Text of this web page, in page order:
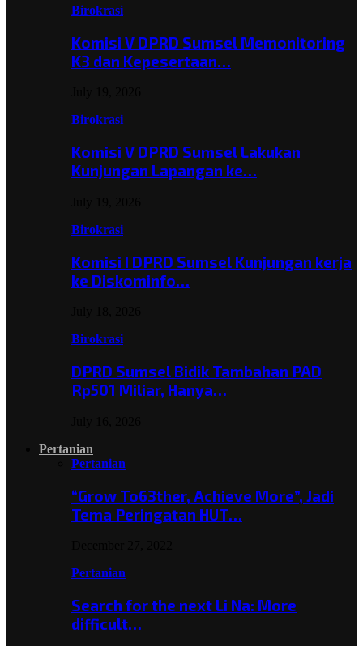
Birokrasi
Komisi V DPRD Sumsel Memonitoring
K3 dan Kepesertaan…
Birokrasi
Komisi V DPRD Sumsel Lakukan
Kunjungan Lapangan ke…
Birokrasi
Komisi I DPRD Sumsel Kunjungan kerja
ke Diskominfo…
Birokrasi
DPRD Sumsel Bidik Tambahan PAD
Rp501 Miliar, Hanya…
Pertanian
Pertanian
“Grow To63ther, Achieve More”, Jadi
Tema Peringatan HUT…
Pertanian
Search for the next Li Na: More
difficult…